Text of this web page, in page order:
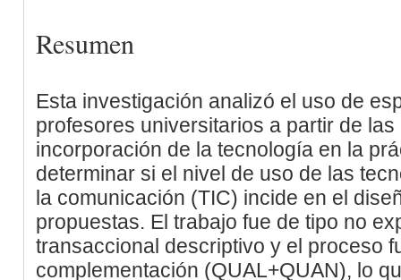
Resumen
Esta investigación analizó el uso de
profesores universitarios a partir de
incorporación de la tecnología en la
determinar si el nivel de uso de las
la comunicación (TIC) incide en el
propuestas. El trabajo fue de tipo no
transaccional descriptivo y el proceso
complementación (QUAL+QUAN), lo